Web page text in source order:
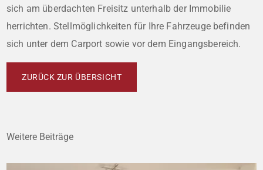
sich am überdachten Freisitz unterhalb der Immobilie
herrichten. Stellmöglichkeiten für Ihre Fahrzeuge befinden
sich unter dem Carport sowie vor dem Eingangsbereich.
ZURÜCK ZUR ÜBERSICHT
Weitere Beiträge